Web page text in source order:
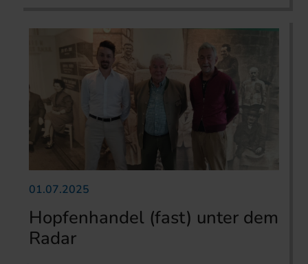
01.07.2025
Hopfenhandel (fast) unter dem
Radar